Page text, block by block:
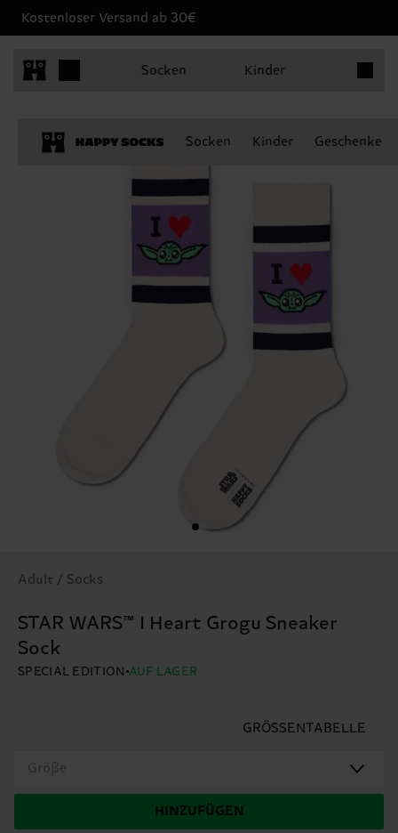
Kostenloser Versand ab 30€
Socken Kinder
Socken Kinder Geschenke
Adult / Socks
STAR WARS™ I Heart Grogu Sneaker
Sock
SPECIAL EDITION AUF LAGER
GRÖSSENTABELLE
Größe
HINZUFÜGEN